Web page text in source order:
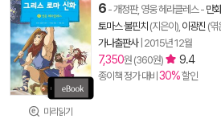
미리읽기
6 - 개정판, 영웅 헤라클레스- 만
토마스 불핀치 (지은이), 이광진 (엮
가나출판사| 2015년 12월
7,350원 (360원) 9.4
종이책 정가 대비 30%할인